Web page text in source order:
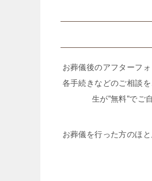
お葬儀後のアフターフ
各手続きなどのご相談
生が”無料”でご
お葬儀を行った方のほ